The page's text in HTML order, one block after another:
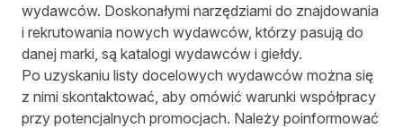
wydawców. Doskonałymi narzędziami do znajdowania
i rekrutowania nowych wydawców, którzy pasują do
danej marki, są katalogi wydawców i giełdy.
Po uzyskaniu listy docelowych wydawców można się
z nimi skontaktować, aby omówić warunki współpracy
przy potencjalnych promocjach. Należy poinformować